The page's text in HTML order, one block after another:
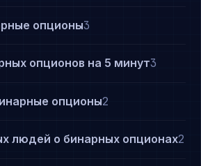
опционы3
опционов на 5 минут3
опционы2
людей о бинарных опционах2